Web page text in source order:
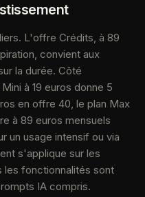
L'offre Crédits, à 89
convient aux
la durée. Côté
à 19 euros donne 5
en offre 40, le plan Max
à 89 euros mensuels
un usage intensif ou via
s'applique sur les
les fonctionnalités sont
IA compris.